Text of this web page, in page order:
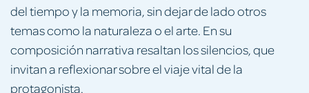
del tiempo y la memoria, sin dejar de lado otros
temas como la naturaleza o el arte. En su
composición narrativa resaltan los silencios, que
invitan a reflexionar sobre el viaje vital de la
protagonista.